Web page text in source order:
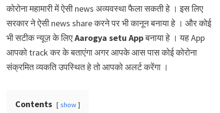
कोरोना महामारी में ऐसी news अव्यवस्था फैला सकती हे । इस लिए
सरकार ने ऐसी news share करने पर भी कानून बनाया हे । और कोई
भी सटीक न्यूज़ के लिएAarogya setu Appबनाया हे । यह App
आपको track कर के बताएंगा अगर आपके आस पास कोई कोरोना
संक्रमित व्यकति उपस्थित हे तो आपको अलर्ट करेंगा ।
Contents show